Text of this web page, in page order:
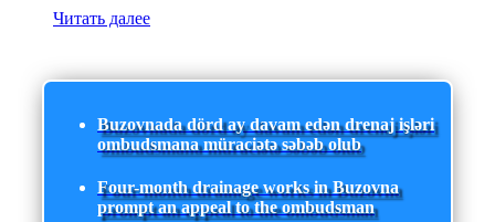
Читать далее
Buzovnada dörd ay davam edən drenaj işləri
ombudsmana müraciətə səbəb olub
Four-month drainage works in Buzovna
prompt an appeal to the ombudsman